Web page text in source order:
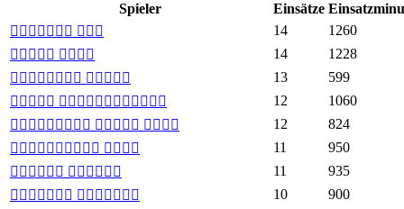
Spieler Einsätze
 
14
1260
 
14
1228
 
13
599
 
12
1060
  
12
824
 
11
950
 
11
935
 
10
900